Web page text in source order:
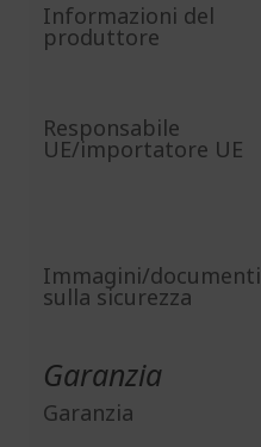
Informazioni del
produttore
Responsabile
UE/importatore UE
Immagini/documenti
sulla sicurezza
Garanzia
Garanzia